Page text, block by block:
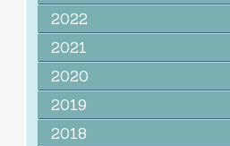
2022
2021
2020
2019
2018